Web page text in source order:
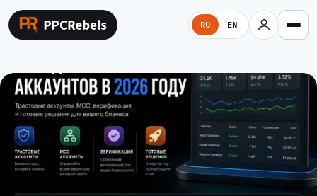
Перейти
содержимому
RU EN